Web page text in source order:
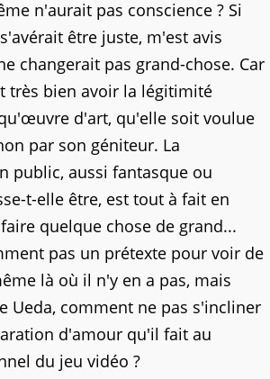
n'aurait pas conscience ? Si
être juste, m'est avis
changerait pas grand-chose. Car
très bien avoir la légitimité
d'art, qu'elle soit voulue
par son géniteur. La
public, aussi fantasque ou
t-elle être, est tout à fait en
quelque chose de grand...
pas un prétexte pour voir de
là où il n'y en a pas, mais
Ueda, comment ne pas s'incliner
d'amour qu'il fait au
du jeu vidéo ?